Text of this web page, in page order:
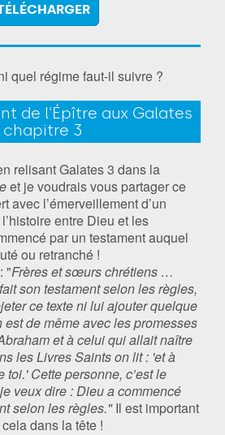
quel régime faut-il suivre ?
de l'Épître aux Galates
chapitre 3
relisant Galates 3 dans la
et je voudrais vous partager ce
avec l’émerveillement d’un
entre Dieu et les
par un testament auquel
ou retranché !
"Frères et sœurs chrétiens …
son testament selon les règles,
ce texte ni lui ajouter quelque
de même avec les promesses
et à celui qui allait naître
les Livres Saints on lit : 'et à
Cette personne, c’est le
veux dire : Dieu a commencé
selon les règles."Il est important
dans la tête !